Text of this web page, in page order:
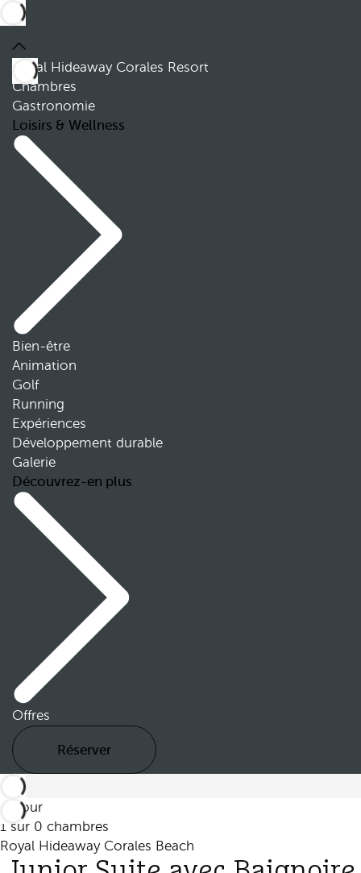
Royal Hideaway Corales Resort
Chambres
Gastronomie
Loisirs & Wellness
Bien-être
Animation
Golf
Running
Expériences
Développement durable
Galerie
Découvrez-en plus
Offres
Réserver
Retour
1 sur 0 chambres
Royal Hideaway Corales Beach